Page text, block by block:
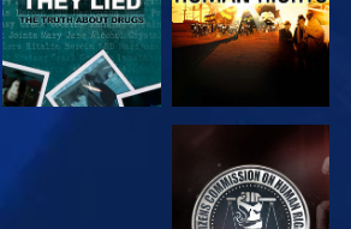
KIJK